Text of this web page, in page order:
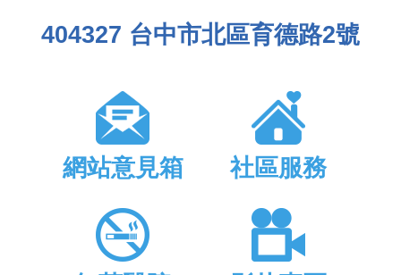
404327 台中市北區育德路2號
網站意見箱 社區服務